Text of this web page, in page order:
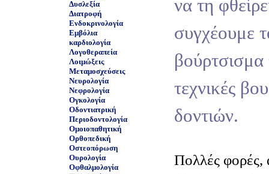
Δυσλεξία
Διατροφή
Ενδοκρινολογία
Εμβόλια
καρδιολογία
Λογοθεραπεία
Λοιμώξεις
Μεταμοσχεύσεις
Νευρολογία
Νεφρολογία
Ογκολογία
Οδοντιατρική
Περιοδοντολογία
Ομοιοπαθητική
Ορθοπεδική
Οστεοπόρωση
Ουρολογία
Οφθαλμολογία
να τη
συγχέουμε
βούρτσισμα
τεχνικές
δοντιών.
Πολλές φορές,